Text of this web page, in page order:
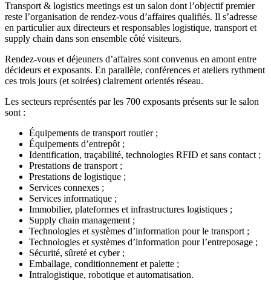
Transport & logistics meetings est un salon dont l’objectif premier
reste l’organisation de rendez-vous d’affaires qualifiés. Il s’adresse
en particulier aux directeurs et responsables logistique, transport et
supply chain dans son ensemble côté visiteurs.
Rendez-vous et déjeuners d’affaires sont convenus en amont entre
décideurs et exposants. En parallèle, conférences et ateliers rythment
ces trois jours (et soirées) clairement orientés réseau.
Les secteurs représentés par les 700 exposants présents sur le salon
sont :
Équipements de transport routier ;
Équipements d’entrepôt ;
Identification, traçabilité, technologies RFID et sans contact ;
Prestations de transport ;
Prestations de logistique ;
Services connexes ;
Services informatique ;
Immobilier, plateformes et infrastructures logistiques ;
Supply chain management ;
Technologies et systèmes d’information pour le transport ;
Technologies et systèmes d’information pour l’entreposage ;
Sécurité, sûreté et cyber ;
Emballage, conditionnement et palette ;
Intralogistique, robotique et automatisation.